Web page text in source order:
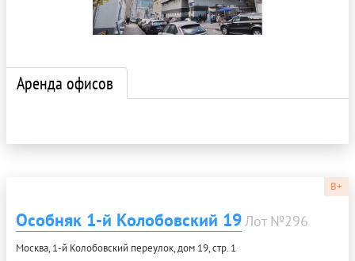
Аренда офисов
B+
Особняк 1-й Колобовский 19Лот №296
Москва, 1-й Колобовский переулок, дом 19, стр. 1